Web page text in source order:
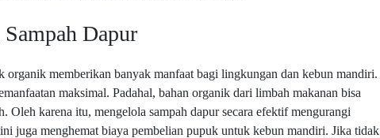
Dapur
organik memberikan banyak manfaat bagi lingkungan dan kebun mandiri.
maksimal. Padahal, bahan organik dari limbah makanan bisa
Oleh karena itu, mengelola sampah dapur secara efektif mengurangi
juga menghemat biaya pembelian pupuk untuk kebun mandiri. Jika tidak